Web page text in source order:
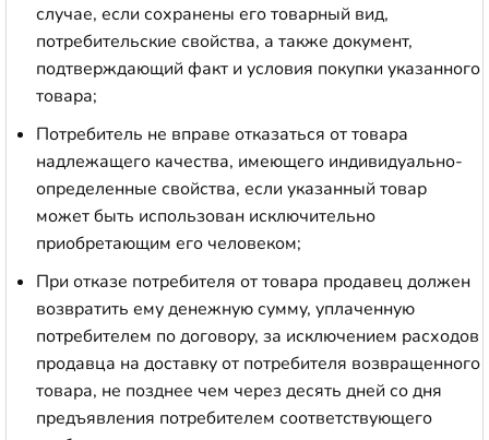
случае, если сохранены его товарный вид,
потребительские свойства, а также документ,
подтверждающий факт и условия покупки указанного
товара;
Потребитель не вправе отказаться от товара
надлежащего качества, имеющего индивидуально-
определенные свойства, если указанный товар
может быть использован исключительно
приобретающим его человеком;
При отказе потребителя от товара продавец должен
возвратить ему денежную сумму, уплаченную
потребителем по договору, за исключением расходов
продавца на доставку от потребителя возвращенного
товара, не позднее чем через десять дней со дня
предъявления потребителем соответствующего